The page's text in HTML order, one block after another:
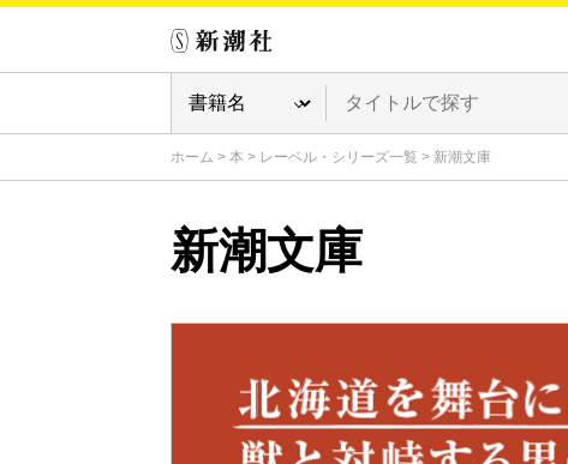
ホーム > 本 > レーベル・シリーズ一覧 > 新潮文庫
新潮文庫